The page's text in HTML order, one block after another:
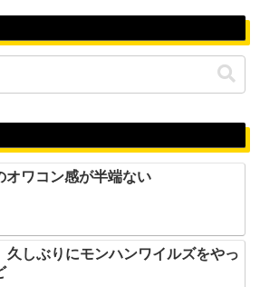
オワコン感が半端ない
久しぶりにモンハンワイルズをやっ